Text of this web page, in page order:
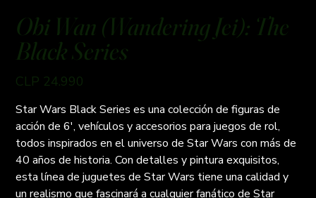
Obi Wan (Wandering Jei): The
Black Series
Preço
CLP 24.990
Star Wars Black Series es una colección de figuras de
acción de 6', vehículos y accesorios para juegos de rol,
todos inspirados en el universo de Star Wars con más de
40 años de historia. Con detalles y pintura exquisitos,
esta línea de juguetes de Star Wars tiene una calidad y
un realismo que fascinará a cualquier fanático de Star